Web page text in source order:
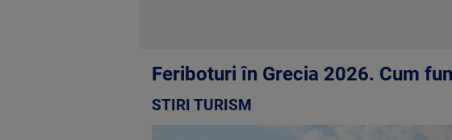
Feriboturi în Grecia 2026. Cum
STIRI TURISM